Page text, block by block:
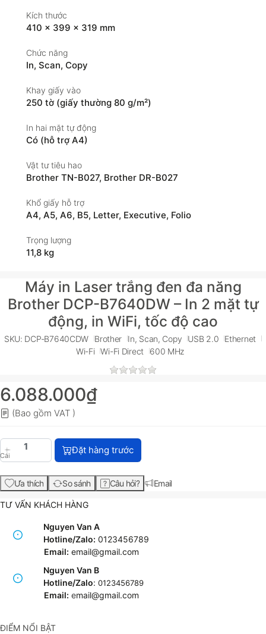
Kích thước
410 × 399 × 319 mm
Chức năng
In, Scan, Copy
Khay giấy vào
250 tờ (giấy thường 80 g/m²)
In hai mặt tự động
Có (hỗ trợ A4)
Vật tư tiêu hao
Brother TN-B027, Brother DR-B027
Khổ giấy hỗ trợ
A4, A5, A6, B5, Letter, Executive, Folio
Trọng lượng
11,8 kg
Máy in Laser trắng đen đa năng
Brother DCP-B7640DW – In 2 mặt tự
động, in WiFi, tốc độ cao
SKU: DCP-B7640CDW Brother In, Scan, Copy USB 2.0
Ethernet
Wi-Fi Wi-Fi Direct 600 MHz
6.088.000₫
(Bao gồm VAT )
Cái Đặt hàng trước
Ưa thích So sánh Câu hỏi? Email
TƯ VẤN KHÁCH HÀNG
Nguyen Van A
Hotline/Zalo: 0123456789
Email: email@gmail.com
Nguyen Van B
Hotline/Zalo: 0123456789
Email: email@gmail.com
ĐIỂM NỔI BẬT